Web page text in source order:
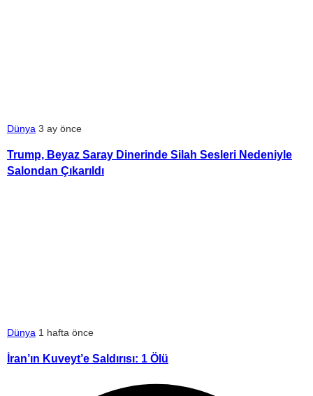
Dünya 3 ay önce
Trump, Beyaz Saray Dinerinde Silah Sesleri Nedeniyle
Salondan Çıkarıldı
Dünya 1 hafta önce
İran’ın Kuveyt’e Saldırısı: 1 Ölü